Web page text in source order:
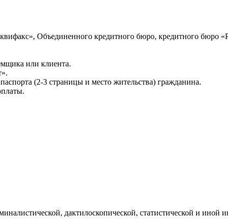
Объединенного кредитного бюро, кредитного бюро
или клиента.
(2-3 страницы и место жительства) гражданина.
дактилоскопической, статистической и иной